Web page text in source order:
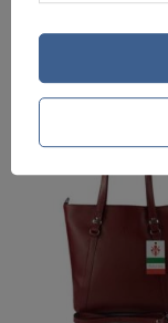
319,00 zł